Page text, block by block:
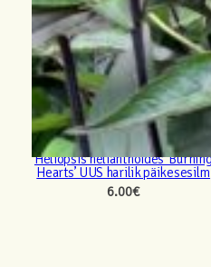
Heliopsis helianthoides
Hearts’ UUS harilik päikesesilm
6.00€